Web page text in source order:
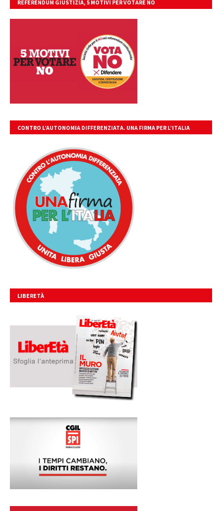
REFERENDUM GIUSTIZIA, 5 MOTIVI PER VOTARE NO
CONTRO L’AUTONOMIA DIFFERENZIATA. UNA FIRMA PER L’ITALIA
LIBERETÀ